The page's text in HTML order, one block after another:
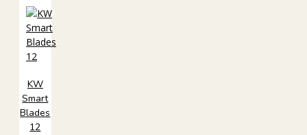
kurv
KW
Smart
Blades
12